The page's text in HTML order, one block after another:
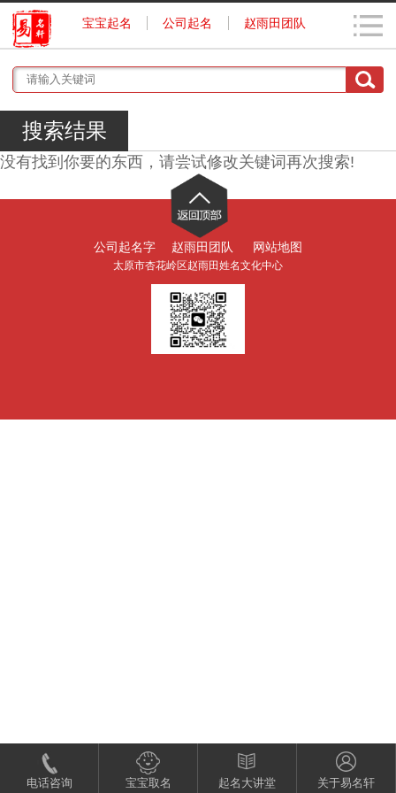
宝宝起名 公司起名 赵雨田团队
搜索结果
没有找到你要的东西，请尝试修改关键词再次搜索!
公司起名字 赵雨田团队 网站地图
太原市杏花岭区赵雨田姓名文化中心
电话咨询 宝宝取名 起名大讲堂 关于易名轩